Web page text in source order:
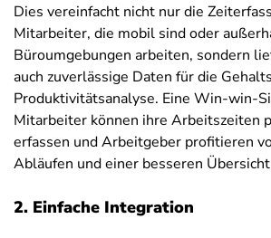
Dies vereinfacht nicht nur die
Mitarbeiter, die mobil sind oder
Büroumgebungen arbeiten, sondern
auch zuverlässige Daten für die
Produktivitätsanalyse. Eine Win-win-
Mitarbeiter können ihre Arbeitszeiten
erfassen und Arbeitgeber profitieren
Abläufen und einer besseren
2. Einfache Integration